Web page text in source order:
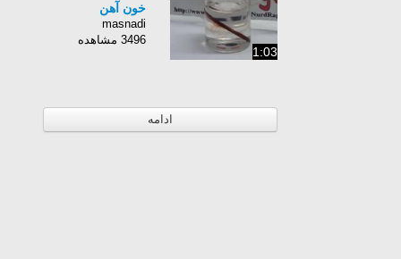
1:03
خون آهن
masnadi
3496 مشاهده
ادامه